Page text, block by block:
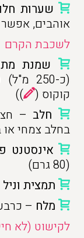
שערות
אוהבים, אפשר
לשכבת הקרם
שמנת
(כ-
קוקוס (
))
חלב–
בחלב צמחי
אינסטנט
(80 גרם)
תמצית וניל
מלח –
לקישוט (לא